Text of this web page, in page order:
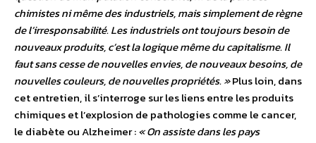
chimistes ni même des industriels, mais simplement de règne
de l’irresponsabilité. Les industriels ont toujours besoin de
nouveaux produits, c’est la logique même du capitalisme. Il
faut sans cesse de nouvelles envies, de nouveaux besoins, de
nouvelles couleurs, de nouvelles propriétés. »Plus loin, dans
cet entretien, il s’interroge sur les liens entre les produits
chimiques et l’explosion de pathologies comme le cancer,
le diabète ou Alzheimer :« On assiste dans les pays